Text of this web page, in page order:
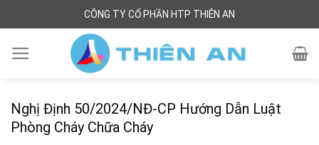
to
content
CÔNG TY CỔ PHẦN HTP THIÊN AN
Nghị Định 50/2024/NĐ-CP Hướng Dẫn Luật
Phòng Cháy Chữa Cháy